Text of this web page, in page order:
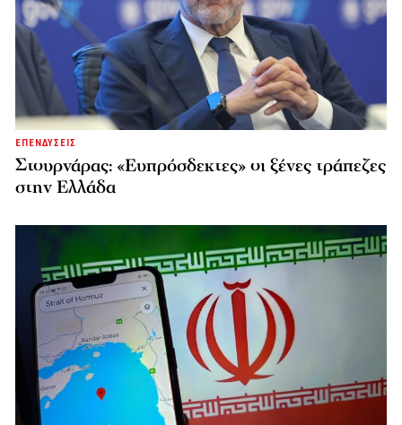
ΕΠΕΝΔΥΣΕΙΣ
Στουρνάρας: «Ευπρόσδεκτες» οι ξένες τράπεζες
στην Ελλάδα